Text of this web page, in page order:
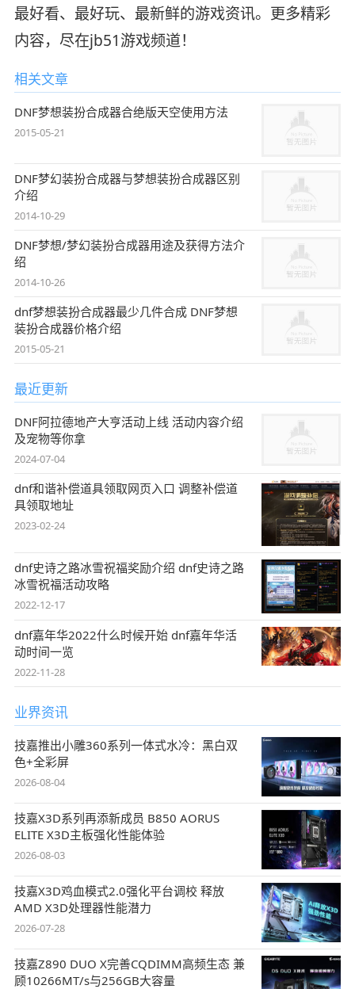
最好看、最好玩、最新鲜的游戏资讯。更多精彩
内容，尽在jb51游戏频道！
相关文章
DNF梦想装扮合成器合绝版天空使用方法
2015-05-21
DNF梦幻装扮合成器与梦想装扮合成器区别
介绍
2014-10-29
DNF梦想/梦幻装扮合成器用途及获得方法介
绍
2014-10-26
dnf梦想装扮合成器最少几件合成 DNF梦想
装扮合成器价格介绍
2015-05-21
最近更新
DNF阿拉德地产大亨活动上线 活动内容介绍
及宠物等你拿
2024-07-04
dnf和谐补偿道具领取网页入口 调整补偿道
具领取地址
2023-02-24
dnf史诗之路冰雪祝福奖励介绍 dnf史诗之路
冰雪祝福活动攻略
2022-12-17
dnf嘉年华2022什么时候开始 dnf嘉年华活
动时间一览
2022-11-28
业界资讯
技嘉推出小雕360系列一体式水冷：黑白双
色+全彩屏
2026-08-04
技嘉X3D系列再添新成员 B850 AORUS
ELITE X3D主板强化性能体验
2026-08-03
技嘉X3D鸡血模式2.0强化平台调校 释放
AMD X3D处理器性能潜力
2026-07-28
技嘉Z890 DUO X完善CQDIMM高频生态 兼
顾10266MT/s与256GB大容量